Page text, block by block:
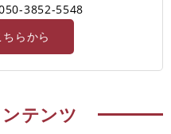
3852-5548
らから
テンツ